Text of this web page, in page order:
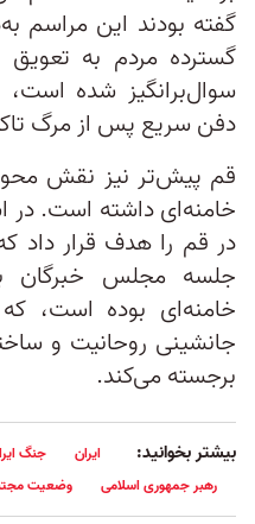
گفته بودند این مراسم
گسترده مردم به تعویق
سوال‌برانگیز شده
دفن سریع پس از مرگ
قم پیش‌تر نیز نقش
خامنه‌ای داشته است. در
در قم را هدف قرار داد
جلسه مجلس خبرگان
خامنه‌ای بوده است،
جانشینی روحانیت و
برجسته می‌کند.
بیشتر بخوانید: ایران جنگ
رهبر جمهوری اسلامی
وضعیت